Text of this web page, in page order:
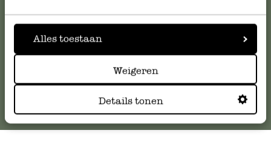
Alles toestaan
Weigeren
Details tonen